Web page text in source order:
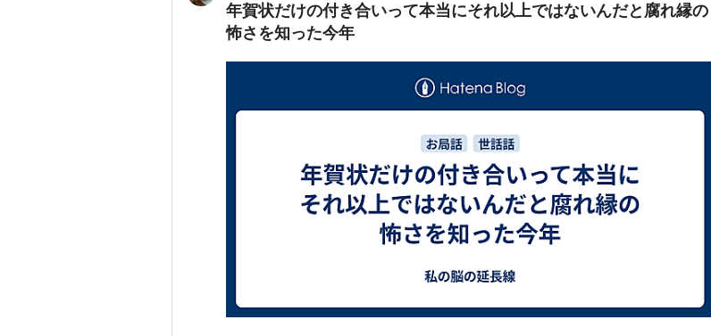
年賀状だけの付き合いって本当にそれ以上ではないんだと腐れ縁の
怖さを知った今年